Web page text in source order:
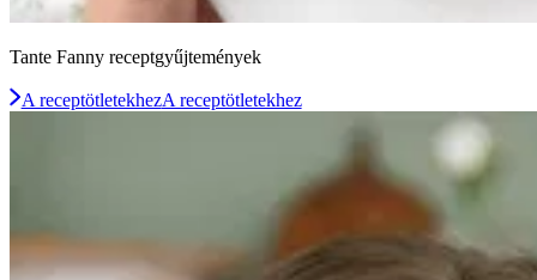
Tante Fanny receptgyűjtemények
A receptötletekhezA receptötletekhez